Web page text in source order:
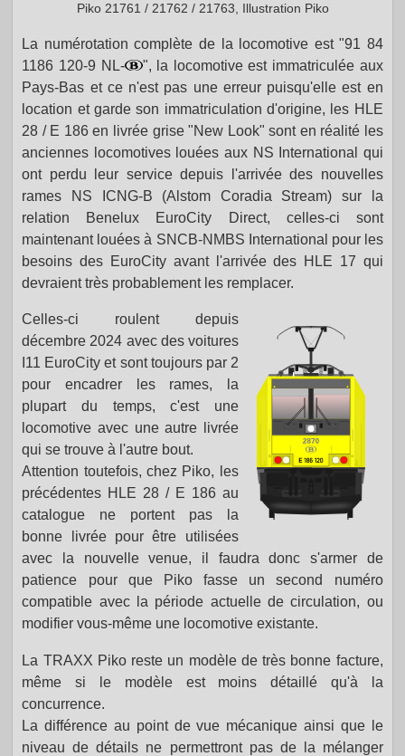
Piko 21761 / 21762 / 21763, Illustration Piko
La numérotation complète de la locomotive est "91 84
1186 120-9 NL-
", la locomotive est immatriculée aux
Pays-Bas et ce n'est pas une erreur puisqu'elle est en
location et garde son immatriculation d'origine, les HLE
28 / E 186 en livrée grise "New Look" sont en réalité les
anciennes locomotives louées aux NS International qui
ont perdu leur service depuis l'arrivée des nouvelles
rames NS ICNG-B (Alstom Coradia Stream) sur la
relation Benelux EuroCity Direct, celles-ci sont
maintenant louées à SNCB-NMBS International pour les
besoins des EuroCity avant l'arrivée des HLE 17 qui
devraient très probablement les remplacer.
Celles-ci roulent depuis
décembre 2024 avec des voitures
I11 EuroCity et sont toujours par 2
pour encadrer les rames, la
plupart du temps, c'est une
locomotive avec une autre livrée
qui se trouve à l'autre bout.
Attention toutefois, chez Piko, les
précédentes HLE 28 / E 186 au
catalogue ne portent pas la
bonne livrée pour être utilisées
avec la nouvelle venue, il faudra donc s'armer de
patience pour que Piko fasse un second numéro
compatible avec la période actuelle de circulation, ou
modifier vous-même une locomotive existante.
La TRAXX Piko reste un modèle de très bonne facture,
même si le modèle est moins détaillé qu'à la
concurrence.
La différence au point de vue mécanique ainsi que le
niveau de détails ne permettront pas de la mélanger